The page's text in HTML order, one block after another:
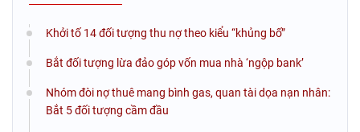
Khởi tố 14 đối tượng thu nợ theo kiểu “khủng bố”
Bắt đối tượng lừa đảo góp vốn mua nhà ‘ngộp bank’
Nhóm đòi nợ thuê mang bình gas, quan tài dọa nạn nhân:
Bắt 5 đối tượng cầm đầu